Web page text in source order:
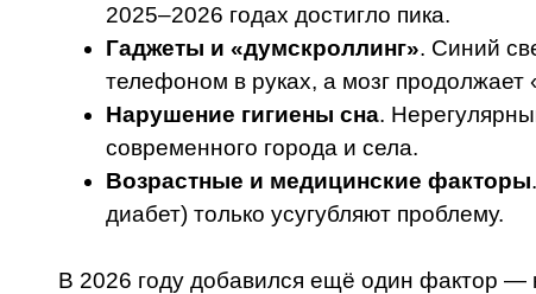
2025–2026 годах достигло пика.
Гаджеты и «думскроллинг». Синий
телефоном в руках, а мозг продолжает
Нарушение гигиены сна.
современного города и села.
Возрастные и медицинские факторы
диабет) только усугубляют проблему.
В 2026 году добавился ещё один фактор